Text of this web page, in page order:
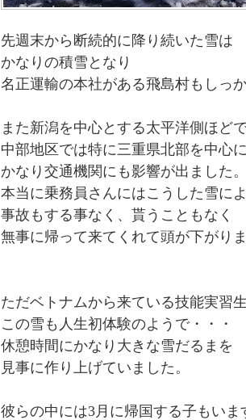
先週末から断続的に降り続いた雪は
かなりの積雪となり
名正運輸の本社がある飛島村もしっ
また新潟を中心とする太平洋側ほど
中部地区では特に三重県北部を中心
かなり交通機関にも影響が出ました
本当に乗務員さんにはこうした雪に
事故もする事なく、貰うこともなく
無事に帰って来てくれて頭が下がり
ただベトナムから来ている技能実習
この雪も人生初体験のようで・・・
休憩時間にかなり大きな雪だるまを
見事に作り上げていました。
彼らの中には3月に帰国する子もいま